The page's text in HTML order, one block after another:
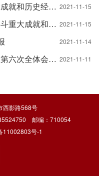
中共中央关于党的百年奋斗重大成就和历史经验的决议 2021-11-15
关于《中共中央关于党的百年奋斗重大成就和历史经验的决议》的说明 2021-11-15
2021-11-14
中国共产党第十九届中央委员会第六次全体会议公报 2021-11-11
西影路568号
邮编：710054
11002803号-1